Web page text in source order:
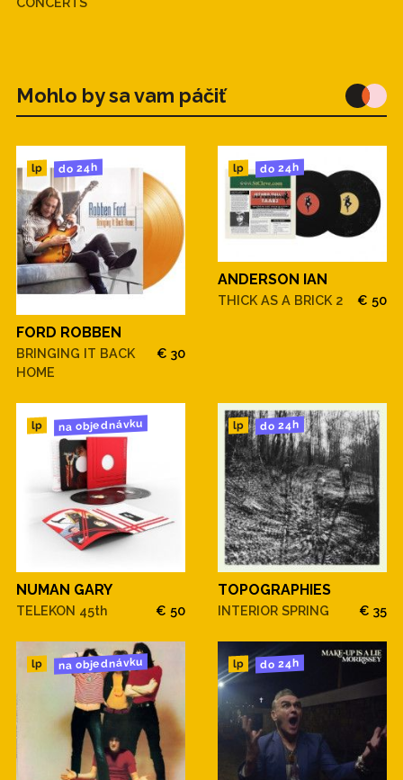
Mohlo by sa vam páčiť
lp do 24h
FORD ROBBEN
BRINGING IT BACK
HOME
€ 30
lp do 24h
ANDERSON IAN
THICK AS A BRICK 2 € 50
lp na objednávku
NUMAN GARY
TELEKON 45th € 50
lp do 24h
TOPOGRAPHIES
INTERIOR SPRING € 35
lp na objednávku lp do 24h